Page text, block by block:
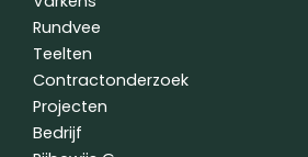
k
-
f
n
-
n
Rundvee
Teelten
Contractonderzoek
Projecten
Bedrijf